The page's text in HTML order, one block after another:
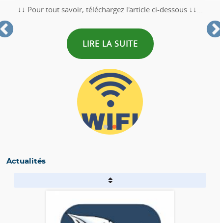
↓↓...
Ardenne !!Téléchargez l�...
LIRE LA SUITE
Actualités